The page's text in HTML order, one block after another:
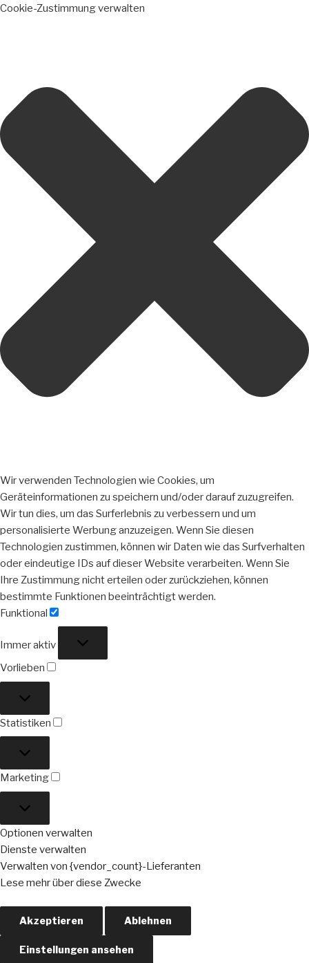
Cookie-Zustimmung verwalten
Wir verwenden Technologien wie Cookies, um
Geräteinformationen zu speichern und/oder darauf zuzugreifen.
Wir tun dies, um das Surferlebnis zu verbessern und um
personalisierte Werbung anzuzeigen. Wenn Sie diesen
Technologien zustimmen, können wir Daten wie das Surfverhalten
oder eindeutige IDs auf dieser Website verarbeiten. Wenn Sie
Ihre Zustimmung nicht erteilen oder zurückziehen, können
bestimmte Funktionen beeinträchtigt werden.
Funktional
Immer aktiv
Vorlieben
Statistiken
Marketing
Optionen verwalten
Dienste verwalten
Verwalten von {vendor_count}-Lieferanten
Lese mehr über diese Zwecke
Akzeptieren Ablehnen
Einstellungen ansehen